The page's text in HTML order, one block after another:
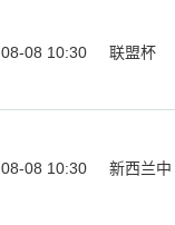
08-08 10:30 联盟杯
08-08 10:30 新西兰中